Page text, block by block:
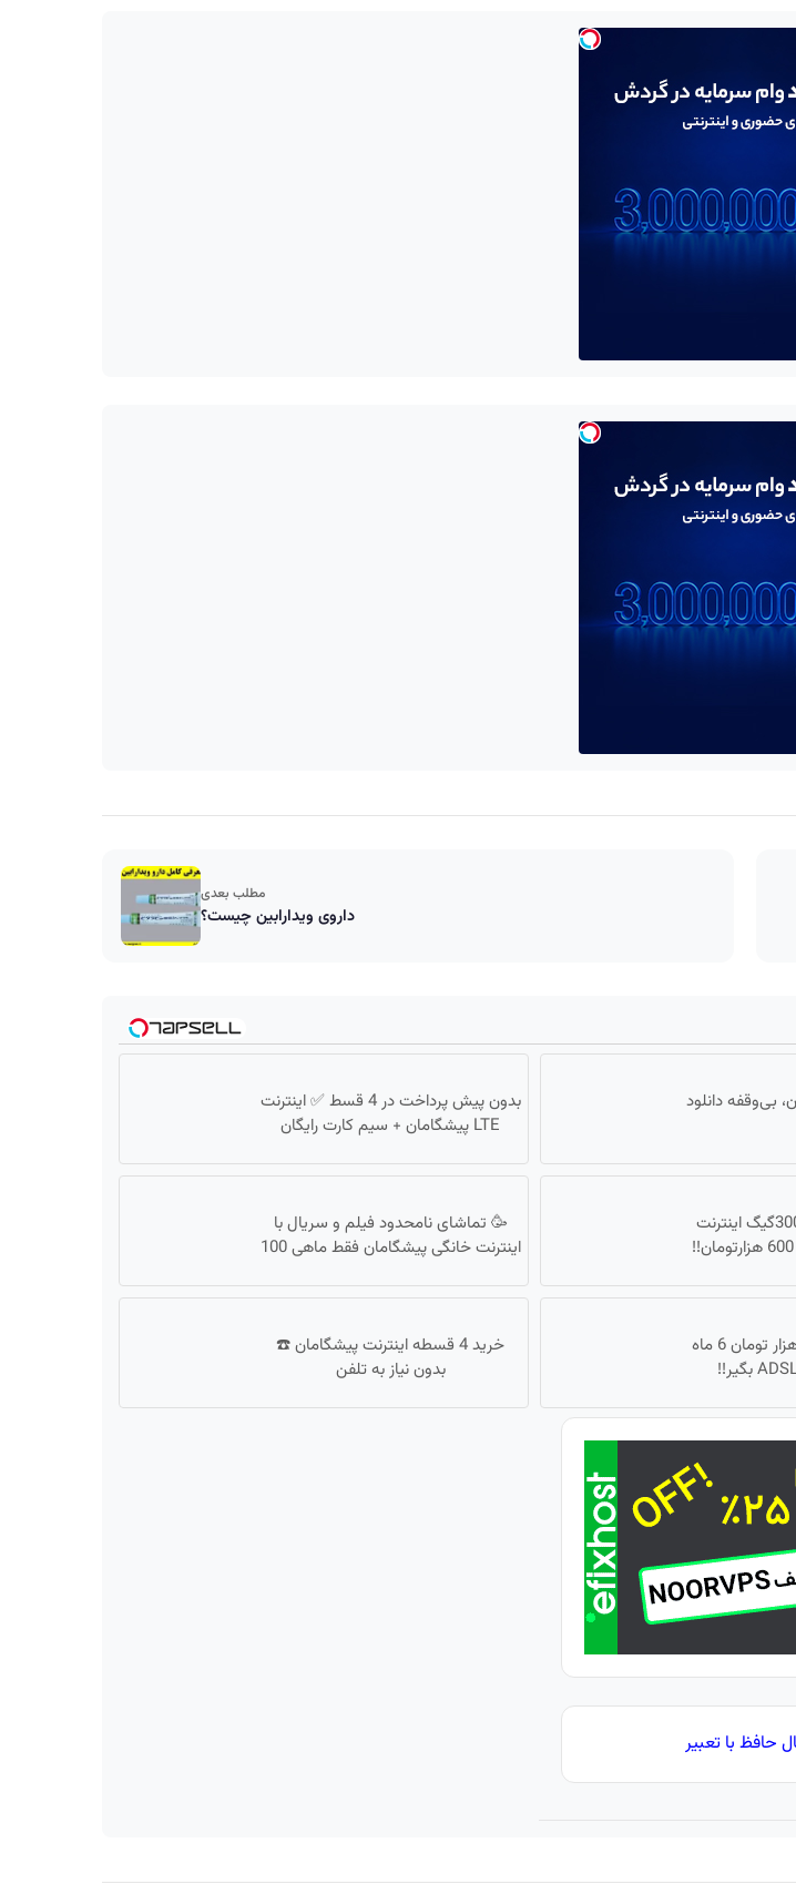
مطلب بعدی
داروی ویدارابین چیست؟
تومان، بی‌وقفه دانلود
بدون پیش پرداخت در 4 قسط ✅ اینترنت
LTE پیشگامان + سیم کارت رایگان
⏳فرصت محدود!! 3000گیگ اینترنت
🥳 تماشای نامحدود فیلم و سریال با
اینترنت خانگی پیشگامان فقط ماهی 100
🎉با ماهی فقط 100 هزار تومان 6 ماه
خرید 4 قسطه اینترنت پیشگامان ☎️
بدون نیاز به تلفن
حافظ با تعبیر